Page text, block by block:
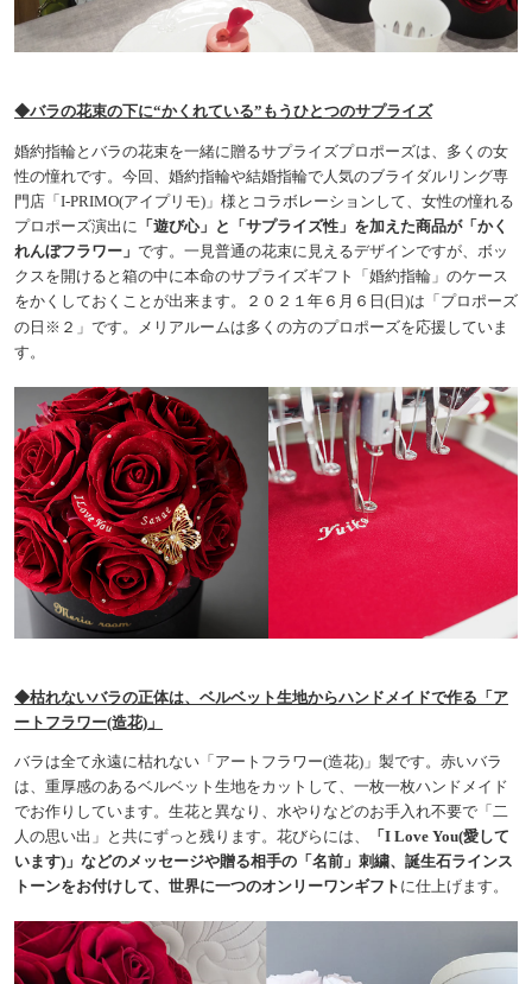
◆バラの花束の下に“かくれている”もうひとつのサプライズ
婚約指輪とバラの花束を一緒に贈るサプライズプロポーズは、多くの女
性の憧れです。今回、婚約指輪や結婚指輪で人気のブライダルリング専
門店「I-PRIMO(アイプリモ)」様とコラボレーションして、女性の憧れる
プロポーズ演出に 「遊び心」と「サプライズ性」を加えた商品が「かく
れんぼフラワー」 です。一見普通の花束に見えるデザインですが、ボッ
クスを開けると箱の中に本命のサプライズギフト「婚約指輪」のケース
をかくしておくことが出来ます。２０２１年６月６日(日)は「プロポーズ
の日 ※２ 」です。メリアルームは多くの方のプロポーズを応援していま
す。
◆枯れないバラの正体は、ベルベット生地からハンドメイドで作る「ア
ートフラワー(造花)」
バラは全て永遠に枯れない「アートフラワー(造花)」製です。赤いバラ
は、重厚感のあるベルベット生地をカットして、一枚一枚ハンドメイド
でお作りしています。生花と異なり、水やりなどのお手入れ不要で「二
人の思い出」と共にずっと残ります。花びらには、
「I Love You(愛して
います)」などのメッセージや贈る相手の「名前」刺繍、誕生石ラインス
トーンをお付けして、世界に一つのオンリーワンギフト に仕上げます。